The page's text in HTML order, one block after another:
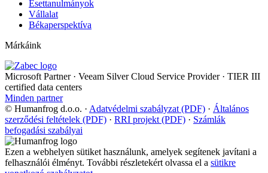
Esettanulmányok
Vállalat
Békaperspektíva
Márkáink
Microsoft Partner · Veeam Silver Cloud Service Provider · TIER III
certified data centers
Minden partner
© Humanfrog d.o.o. · Adatvédelmi szabályzat (PDF) · Általános
szerződési feltételek (PDF) · RRI projekt (PDF) · Számlák
befogadási szabályai
Ezen a webhelyen sütiket használunk, amelyek segítenek javítani a
felhasználói élményt. További részletekért olvassa el a sütikre